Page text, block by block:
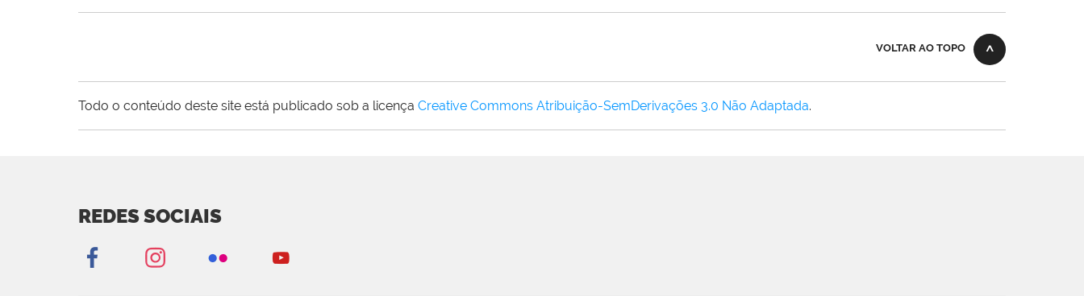
VOLTAR AO TOPO
Todo o conteúdo deste site está publicado sob a licença Creative Commons Atribuição-SemDerivações 3.0 Não Adaptada.
REDES SOCIAIS